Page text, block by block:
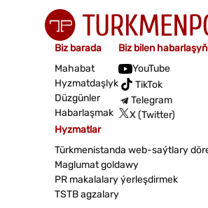
Biz barada
Mahabat
Hyzmatdaşlyk
Düzgünler
Habarlaşmak
Biz bilen habarlaşyň
YouTube
TikTok
Telegram
X (Twitter)
Hyzmatlar
Türkmenistanda web-saýtlary
Maglumat goldawy
PR makalalary ýerleşdirmek
TSTB agzalary